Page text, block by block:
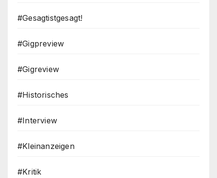
#Gesagtistgesagt!
#Gigpreview
#Gigreview
#Historisches
#Interview
#Kleinanzeigen
#Kritik